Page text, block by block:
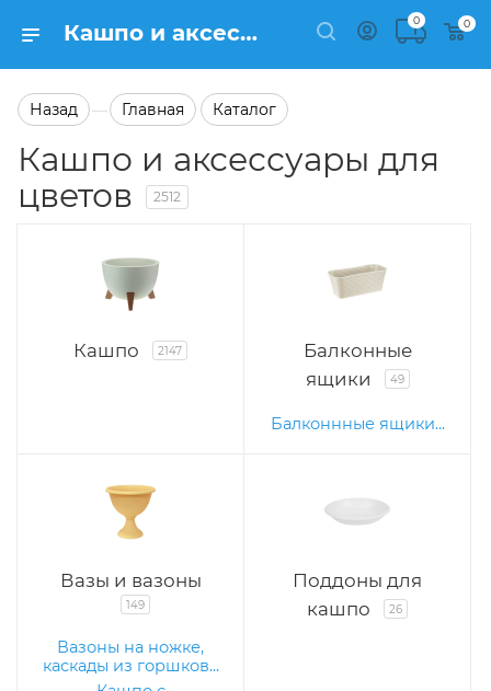
Кашпо и аксессуары для цветов на сайте Semfart.ru 0
0
Назад — Главная Каталог
Кашпо и аксессуары для
цветов
2512
Кашпо 2147
Балконные
ящики
49
Балконнные ящики...
Вазы и вазоны
149
Вазоны на ножке,
каскады из горшков...
Поддоны для
кашпо
26